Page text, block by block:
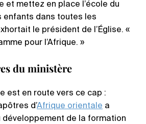
et mettez en place l’école du
enfants dans toutes les
le président de l’Église. «
pour l’Afrique. »
du ministère
est en route vers ce cap :
d’Afrique orientale a
développement de la formation